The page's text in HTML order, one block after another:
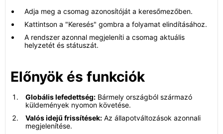
Adja meg a csomag azonosítóját a keresőmezőben.
Kattintson a "Keresés" gombra a folyamat elindításához.
A rendszer azonnal megjeleníti a csomag aktuális
helyzetét és státuszát.
Előnyök és funkciók
Globális lefedettség: Bármely országból származó
küldemények nyomon követése.
Valós idejű frissítések: Az állapotváltozások azonnali
megjelenítése.